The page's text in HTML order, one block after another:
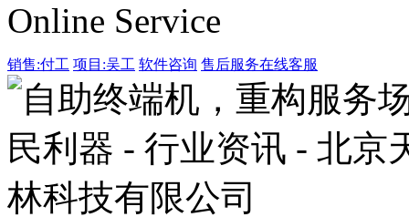
Online Service
销售:付工 项目:吴工 软件咨询 售后服务在线客服